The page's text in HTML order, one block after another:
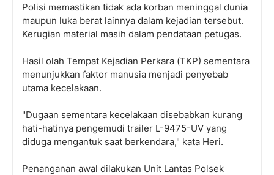
Polisi memastikan tidak ada korban meninggal dunia
maupun luka berat lainnya dalam kejadian tersebut.
Kerugian material masih dalam pendataan petugas.
Hasil olah Tempat Kejadian Perkara (TKP) sementara
menunjukkan faktor manusia menjadi penyebab
utama kecelakaan.
"Dugaan sementara kecelakaan disebabkan kurang
hati-hatinya pengemudi trailer L-9475-UV yang
diduga mengantuk saat berkendara," kata Heri.
Penanganan awal dilakukan Unit Lantas Polsek